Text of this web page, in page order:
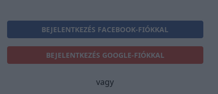
BEJELENTKEZÉS FACEBOOK-FIÓKKAL
BEJELENTKEZÉS GOOGLE-FIÓKKAL
vagy